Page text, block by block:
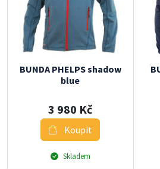
BUNDA PHELPS shadow
blue
3 980 Kč
Koupit
Skladem